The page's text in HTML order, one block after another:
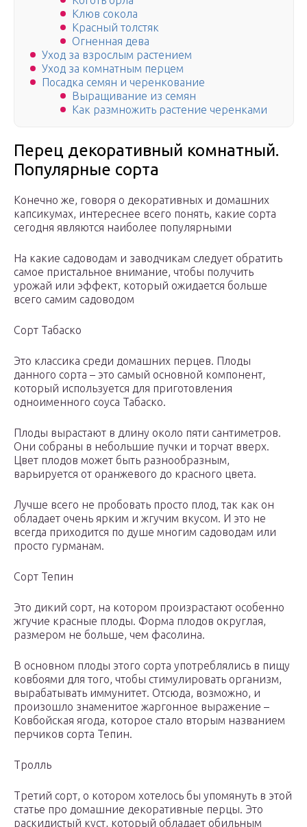
Клюв сокола
Красный толстяк
Огненная дева
Уход за взрослым растением
Уход за комнатным перцем
Посадка семян и черенкование
Выращивание из семян
Как размножить растение черенками
Перец декоративный комнатный.
Популярные сорта
Конечно же, говоря о декоративных и домашних
капсикумах, интереснее всего понять, какие сорта
сегодня являются наиболее популярными
На какие садоводам и заводчикам следует обратить
самое пристальное внимание, чтобы получить
урожай или эффект, который ожидается больше
всего самим садоводом
Сорт Табаско
Это классика среди домашних перцев. Плоды
данного сорта – это самый основной компонент,
который используется для приготовления
одноименного соуса Табаско.
Плоды вырастают в длину около пяти сантиметров.
Они собраны в небольшие пучки и торчат вверх.
Цвет плодов может быть разнообразным,
варьируется от оранжевого до красного цвета.
Лучше всего не пробовать просто плод, так как он
обладает очень ярким и жгучим вкусом. И это не
всегда приходится по душе многим садоводам или
просто гурманам.
Сорт Тепин
Это дикий сорт, на котором произрастают особенно
жгучие красные плоды. Форма плодов округлая,
размером не больше, чем фасолина.
В основном плоды этого сорта употреблялись в пищу
ковбоями для того, чтобы стимулировать организм,
вырабатывать иммунитет. Отсюда, возможно, и
произошло знаменитое жаргонное выражение –
Ковбойская ягода, которое стало вторым названием
перчиков сорта Тепин.
Тролль
Третий сорт, о котором хотелось бы упомянуть в этой
статье про домашние декоративные перцы. Это
раскидистый куст, который обладает обильным